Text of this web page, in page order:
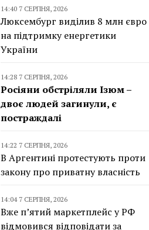
14:40 7 СЕРПНЯ, 2026
Люксембург виділив 8 млн євро
на підтримку енергетики
України
14:28 7 СЕРПНЯ, 2026
Росіяни обстріляли Ізюм –
двоє людей загинули, є
постраждалі
14:22 7 СЕРПНЯ, 2026
В Аргентині протестують проти
закону про приватну власність
14:04 7 СЕРПНЯ, 2026
Вже п’ятий маркетплейс у РФ
відмовився відповідати за